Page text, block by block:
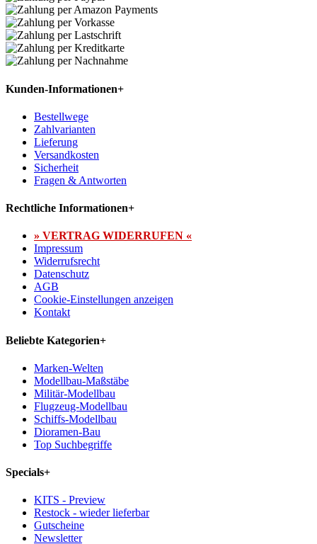
Kunden-Informationen+
Bestellwege
Zahlvarianten
Lieferung
Versandkosten
Sicherheit
Fragen & Antworten
Rechtliche Informationen+
» VERTRAG WIDERRUFEN «
Impressum
Widerrufsrecht
Datenschutz
AGB
Cookie-Einstellungen anzeigen
Kontakt
Beliebte Kategorien+
Marken-Welten
Modellbau-Maßstäbe
Militär-Modellbau
Flugzeug-Modellbau
Schiffs-Modellbau
Dioramen-Bau
Top Suchbegriffe
Specials+
KITS - Preview
Restock - wieder lieferbar
Gutscheine
Newsletter